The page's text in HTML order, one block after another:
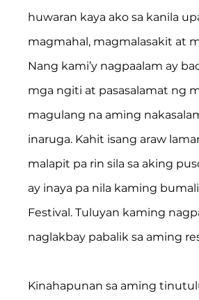
huwaran kaya ako sa kanila
magmahal, magmalasakit at
Nang kami’y nagpaalam ay
mga ngiti at pasasalamat ng
magulang na aming
inaruga. Kahit isang araw
malapit pa rin sila sa aking
ay inaya pa nila kaming
Festival. Tuluyan kaming
naglakbay pabalik sa aming
Kinahapunan sa aming